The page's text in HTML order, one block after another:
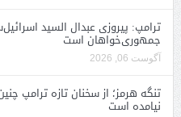
ترامپ: پیروزی عبدال السید
جمهوری‌خواهان است
آگوست 06, 2026
تنگه هرمز؛ از سخنان تازه ترامپ
نیامده است